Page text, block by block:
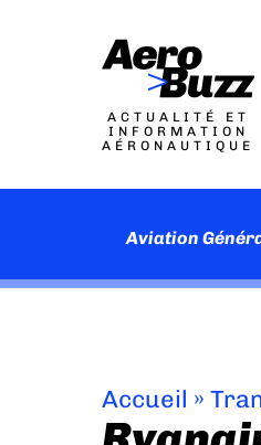
ACTUALITÉ ET
INFORMATION
AÉRONAUTIQUE
Aviation
Accueil »